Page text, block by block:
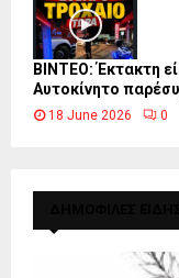
ΒΙΝΤΕΟ: Έκτακτη
Αυτοκίνητο
18 June 2026 0